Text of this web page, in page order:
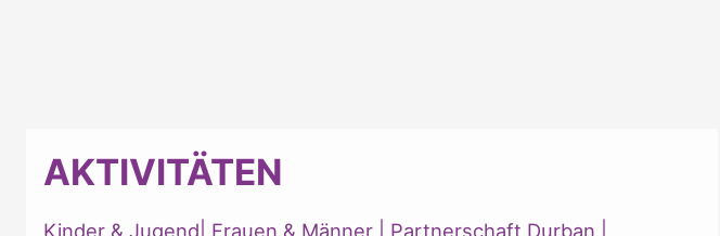
AKTIVITÄTEN
Kinder & Jugend Frauen & Männer Partnerschaft Durban